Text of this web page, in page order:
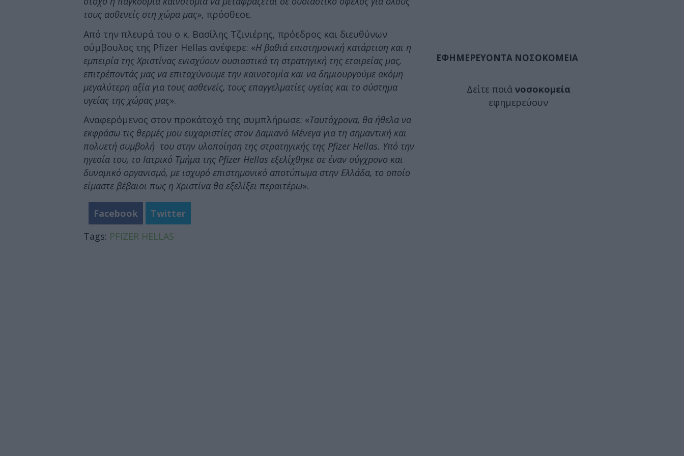
τους ασθενείς στη χώρα μας», πρόσθεσε.
Από την πλευρά του ο κ. Βασίλης Τζινιέρης, πρόεδρος και διευθύνων
σύμβουλος της Pfizer Hellas ανέφερε: «Η βαθιά επιστημονική κατάρτιση και η
εμπειρία της Χριστίνας ενισχύουν ουσιαστικά τη στρατηγική της εταιρείας μας,
επιτρέποντάς μας να επιταχύνουμε την καινοτομία και να δημιουργούμε ακόμη
μεγαλύτερη αξία για τους ασθενείς, τους επαγγελματίες υγείας και το σύστημα
υγείας της χώρας μας».
Αναφερόμενος στον προκάτοχό της συμπλήρωσε: «Ταυτόχρονα, θα ήθελα να
εκφράσω τις θερμές μου ευχαριστίες στον Δαμιανό Μένεγα για τη σημαντική και
πολυετή συμβολή του στην υλοποίηση της στρατηγικής της Pfizer Hellas. Υπό την
ηγεσία του, το Ιατρικό Τμήμα της Pfizer Hellas εξελίχθηκε σε έναν σύγχρονο και
δυναμικό οργανισμό, με ισχυρό επιστημονικό αποτύπωμα στην Ελλάδα, το οποίο
είμαστε βέβαιοι πως η Χριστίνα θα εξελίξει περαιτέρω».
Facebook
Twitter
Tags: PFIZER HELLAS
ΕΦΗΜΕΡΕΥΟΝΤΑ ΝΟΣΟΚΟΜΕΙΑ
Δείτε ποιά νοσοκομεία
εφημερεύουν